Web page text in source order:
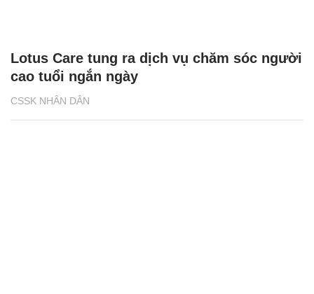
CSSK NHÂN DÂN
Lotus Care tung ra dịch vụ chăm sóc người
cao tuổi ngắn ngày